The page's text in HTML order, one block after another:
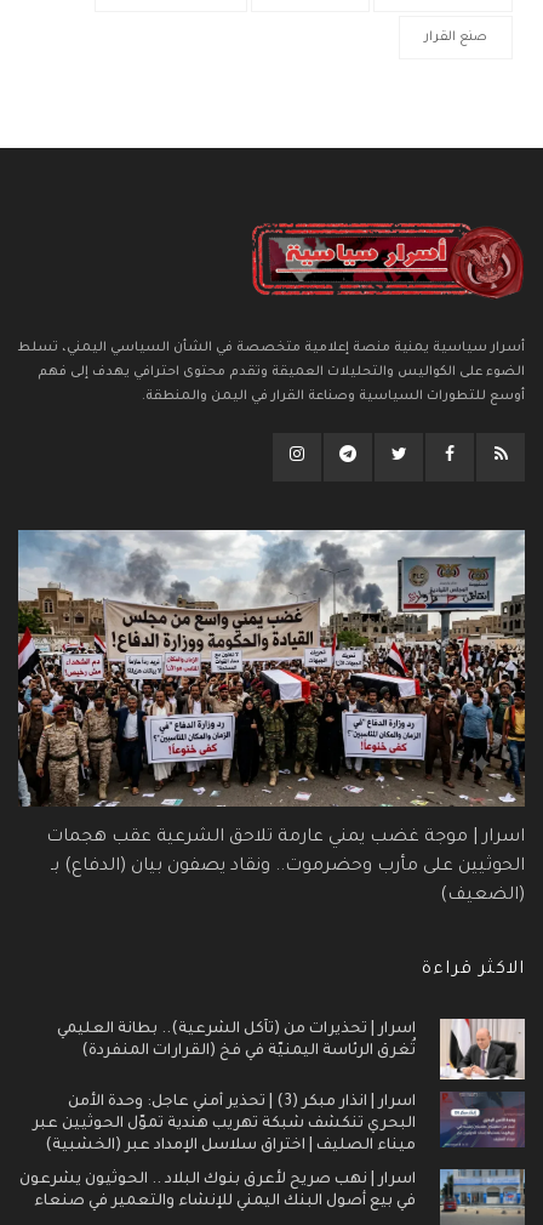
صنع القرار
أسرار سياسية يمنية منصة إعلامية متخصصة في الشأن السياسي اليمني، تسلط
الضوء على الكواليس والتحليلات العميقة وتقدم محتوى احترافي يهدف إلى فهم
أوسع للتطورات السياسية وصناعة القرار في اليمن والمنطقة.
اسرار | موجة غضب يمني عارمة تلاحق الشرعية عقب هجمات
الحوثيين على مأرب وحضرموت.. ونقاد يصفون بيان (الدفاع) بـ
(الضعيف)
الاكثر قراءة
اسرار | تحذيرات من (تآكل الشرعية).. بطانة العليمي
تُغرق الرئاسة اليمنيّة في فخ (القرارات المنفردة)
اسرار | انذار مبكر (3) | تحذير أمني عاجل: وحدة الأمن
البحري تنكشف شبكة تهريب هندية تموّل الحوثيين عبر
ميناء الصليف | اختراق سلاسل الإمداد عبر (الخشبية)
اسرار | نهب صريح لأعرق بنوك البلاد .. الحوثيون يشرعون
في بيع أصول البنك اليمني للإنشاء والتعمير في صنعاء